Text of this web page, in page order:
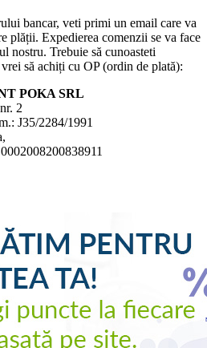
bancar, veti primi un email care va
plății. Expedierea comenzii se va face
nostru. Trebuie să cunoasteti
să achiți cu OP (ordin de plată):
POKA SRL
2
J35/2284/1991